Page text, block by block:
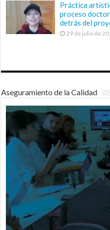
Práctica
proceso
detrás del
29 de julio de
Aseguramiento de la Calidad